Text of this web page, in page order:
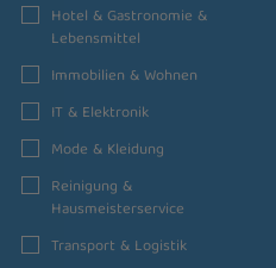
Hotel & Gastronomie &
Lebensmittel
Immobilien & Wohnen
IT & Elektronik
Mode & Kleidung
Reinigung &
Hausmeisterservice
Transport & Logistik